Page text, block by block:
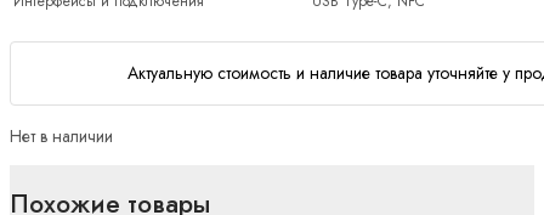
Актуальную стоимость и наличие товара уточняйте у
Нет в наличии
Похожие товары